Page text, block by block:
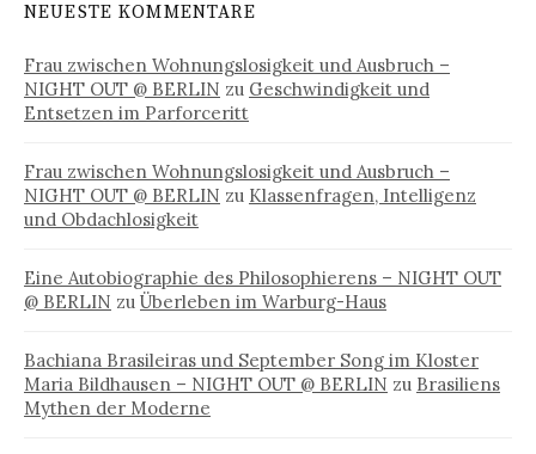
NEUESTE KOMMENTARE
Frau zwischen Wohnungslosigkeit und Ausbruch –
NIGHT OUT @ BERLIN zu Geschwindigkeit und
Entsetzen im Parforceritt
Frau zwischen Wohnungslosigkeit und Ausbruch –
NIGHT OUT @ BERLIN zu Klassenfragen, Intelligenz
und Obdachlosigkeit
Eine Autobiographie des Philosophierens – NIGHT OUT
@ BERLIN zu Überleben im Warburg-Haus
Bachiana Brasileiras und September Song im Kloster
Maria Bildhausen – NIGHT OUT @ BERLIN zu Brasiliens
Mythen der Moderne